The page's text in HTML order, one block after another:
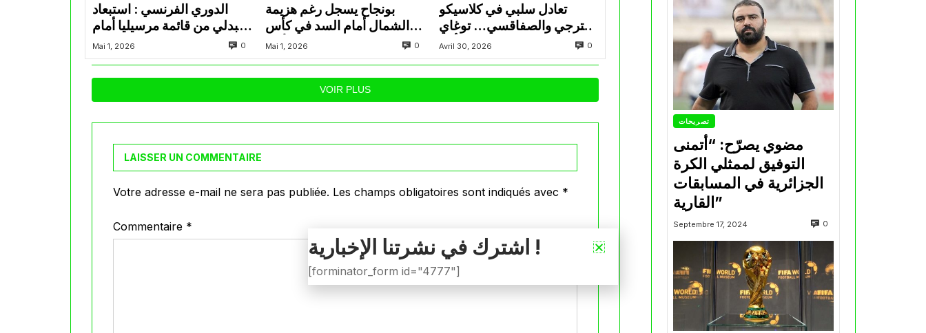
الدوري الفرنسي : استبعاد
عبدلي من قائمة مرسيليا أمام
نانت
Mai 1, 2026 0
بونجاح يسجل رغم هزيمة
الشمال أمام السد في كأس
الأمير
Mai 1, 2026 0
تعادل سلبي في كلاسيكو
الترجي والصفاقسي… توغاي
يهدر ركلة جزاء وبوعالية يتألق
Avril 30, 2026 0
VOIR PLUS
LAISSER UN COMMENTAIRE
Votre adresse e-mail ne sera pas publiée. Les champs obligatoires sont indiqués avec *
Commentaire *
تصريحات
مضوي يصرّح: “أتمنى
التوفيق لممثلي الكرة
الجزائرية في المسابقات
القارية”
Septembre 17, 2024 0
اشترك في نشرتنا الإخبارية !
[forminator_form id="4777"]